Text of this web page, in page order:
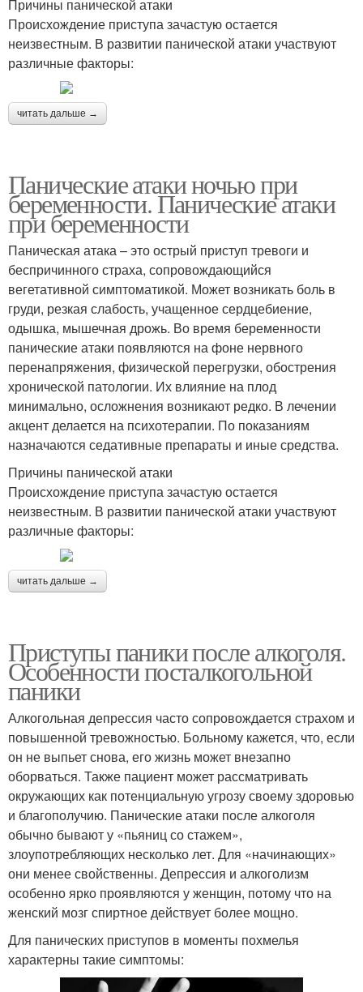
Причины панической атаки
Происхождение приступа зачастую остается
неизвестным. В развитии панической атаки участвуют
различные факторы:
читать дальше →
Панические атаки ночью при
беременности. Панические атаки
при беременности
Паническая атака – это острый приступ тревоги и
беспричинного страха, сопровождающийся
вегетативной симптоматикой. Может возникать боль в
груди, резкая слабость, учащенное сердцебиение,
одышка, мышечная дрожь. Во время беременности
панические атаки появляются на фоне нервного
перенапряжения, физической перегрузки, обострения
хронической патологии. Их влияние на плод
минимально, осложнения возникают редко. В лечении
акцент делается на психотерапии. По показаниям
назначаются седативные препараты и иные средства.
Причины панической атаки
Происхождение приступа зачастую остается
неизвестным. В развитии панической атаки участвуют
различные факторы:
читать дальше →
Приступы паники после алкоголя.
Особенности посталкогольной
паники
Алкогольная депрессия часто сопровождается страхом и
повышенной тревожностью. Больному кажется, что, если
он не выпьет снова, его жизнь может внезапно
оборваться. Также пациент может рассматривать
окружающих как потенциальную угрозу своему здоровью
и благополучию. Панические атаки после алкоголя
обычно бывают у «пьяниц со стажем»,
злоупотребляющих несколько лет. Для «начинающих»
они менее свойственны. Депрессия и алкоголизм
особенно ярко проявляются у женщин, потому что на
женский мозг спиртное действует более мощно.
Для панических приступов в моменты похмелья
характерны такие симптомы: